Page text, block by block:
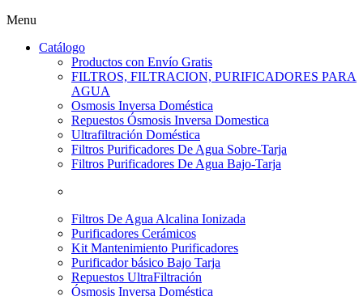
Menu
Catálogo
Productos con Envío Gratis
FILTROS, FILTRACION, PURIFICADORES PARA
AGUA
Osmosis Inversa Doméstica
Repuestos Ósmosis Inversa Domestica
Ultrafiltración Doméstica
Filtros Purificadores De Agua Sobre-Tarja
Filtros Purificadores De Agua Bajo-Tarja
Filtros De Agua Alcalina Ionizada
Purificadores Cerámicos
Kit Mantenimiento Purificadores
Purificador básico Bajo Tarja
Repuestos UltraFiltración
Ósmosis Inversa Doméstica